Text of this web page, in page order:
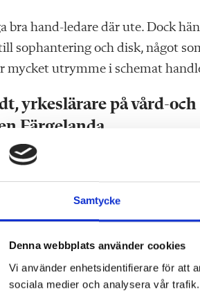
Samtycke
Denna webbplats använder cookies
Vi använder enhetsidentifierare för att
sociala medier och analysera vår
hand-ledare där ute. Dock
sophantering och disk, något
mycket utrymme i schemat
yrkeslärare på vård-
Färgelanda.
platser till dina elever?
med ett bra samarbete mellan
vi kan erbjuda APL-platser till
inom LSS-verksamheterna.
brukarna, vilket gör det svårt att